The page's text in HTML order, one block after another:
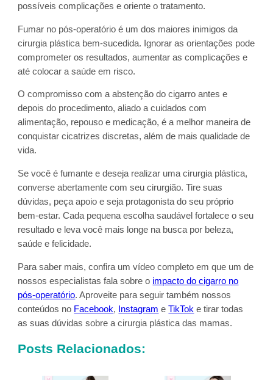
possíveis complicações e oriente o tratamento.
Fumar no pós-operatório é um dos maiores inimigos da
cirurgia plástica bem-sucedida. Ignorar as orientações pode
comprometer os resultados, aumentar as complicações e
até colocar a saúde em risco.
O compromisso com a abstenção do cigarro antes e
depois do procedimento, aliado a cuidados com
alimentação, repouso e medicação, é a melhor maneira de
conquistar cicatrizes discretas, além de mais qualidade de
vida.
Se você é fumante e deseja realizar uma cirurgia plástica,
converse abertamente com seu cirurgião. Tire suas
dúvidas, peça apoio e seja protagonista do seu próprio
bem-estar. Cada pequena escolha saudável fortalece o seu
resultado e leva você mais longe na busca por beleza,
saúde e felicidade.
Para saber mais, confira um vídeo completo em que um de
nossos especialistas fala sobre o impacto do cigarro no
pós-operatório. Aproveite para seguir também nossos
conteúdos no Facebook, Instagram eTikTok e tirar todas
as suas dúvidas sobre a cirurgia plástica das mamas.
Posts Relacionados: